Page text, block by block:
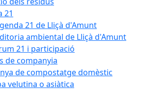
21
21 de Lliçà d'Amunt
ambiental de Lliçà d'Amunt
21 i participació
de companyia
de compostatge domèstic
velutina o asiàtica